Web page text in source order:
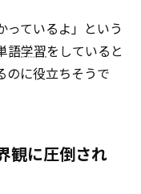
っているよ」という
語学習をしていると
のに役立ちそうで
観に圧倒され